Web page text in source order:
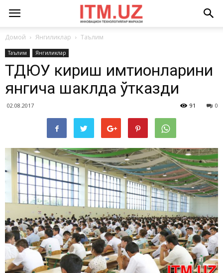
Домой Янгиликлар Таълим
Таълим Янгиликлар
ТДЮУ кириш имтиҳонларини
янгича шаклда ўтказди
02.08.2017 0
91